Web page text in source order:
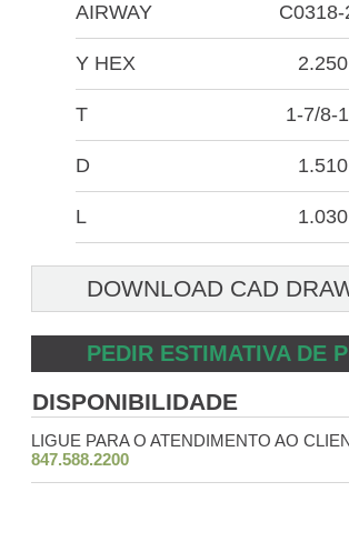
AIRWAY C0318-
Y HEX 2.250
T 1-7/8-
D 1.510
L 1.030
DOWNLOAD CAD
PEDIR ESTIMATIVA DE
DISPONIBILIDADE
LIGUE PARA O ATENDIMENTO AO
847.588.2200